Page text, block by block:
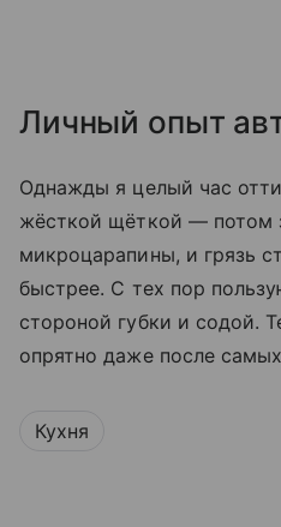
Личный опыт
Однажды я целый час
жёсткой щёткой — потом
микроцарапины, и грязь
быстрее. С тех пор
стороной губки и содой.
опрятно даже после
Кухня